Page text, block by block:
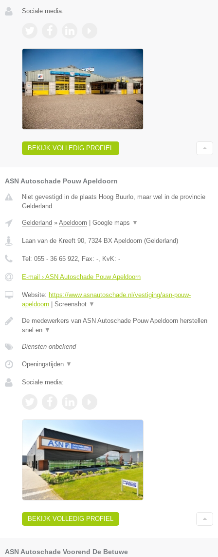
Sociale media:
BEKIJK VOLLEDIG PROFIEL
ASN Autoschade Pouw Apeldoorn
Niet gevestigd in de plaats Hoog Buurlo, maar wel in de provincie
Gelderland.
Gelderland » Apeldoorn | Google maps ▼
Laan van de Kreeft 90 7324 BX Apeldoorn (Gelderland)
Tel: 055 - 36 65 922 , Fax: - , KvK: -
E-mail › ASN Autoschade Pouw Apeldoorn
Website: https://www.asnautoschade.nl/vestiging/asn-pouw-
apeldoorn | Screenshot ▼
De medewerkers van ASN Autoschade Pouw Apeldoorn herstellen
snel en ▼
Diensten onbekend
Openingstijden ▼
Sociale media:
BEKIJK VOLLEDIG PROFIEL
ASN Autoschade Voorend De Betuwe